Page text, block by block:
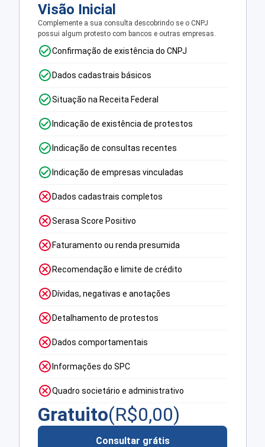
Visão Inicial
Complemente a sua consulta descobrindo se o CNPJ
possui algum protesto com bancos e outras empresas.
Confirmação de existência do CNPJ
Dados cadastrais básicos
Situação na Receita Federal
Indicação de existência de protestos
Indicação de consultas recentes
Indicação de empresas vinculadas
Dados cadastrais completos
Serasa Score Positivo
Faturamento ou renda presumida
Recomendação e limite de crédito
Dívidas, negativas e anotações
Detalhamento de protestos
Dados comportamentais
Informações do SPC
Quadro societário e administrativo
Gratuito(R$0,00)
Consultar grátis